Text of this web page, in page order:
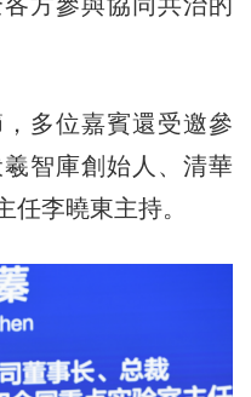
多位嘉賓還受邀參
智庫創始人、清華
任李曉東主持。